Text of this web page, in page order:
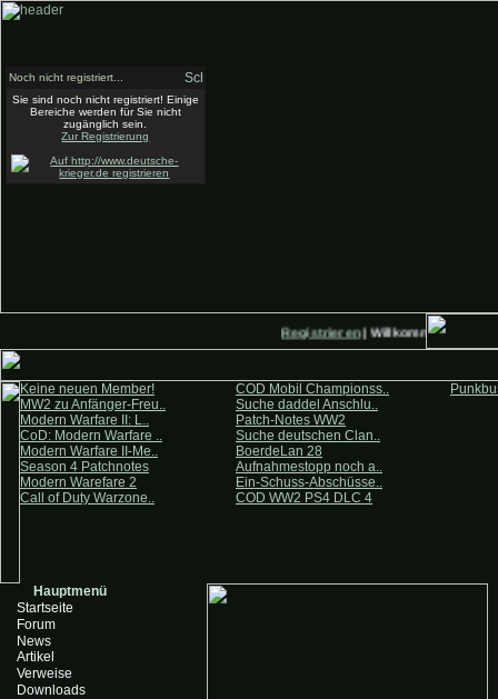
Registrieren| Willkommen auf
Keine neuen Member!
MW2 zu Anfänger-Freu..
Modern Warfare II: L..
CoD: Modern Warfare ..
Modern Warfare II-Me..
Season 4 Patchnotes
Modern Warefare 2
Call of Duty Warzone..
COD Mobil Championss..
Suche daddel Anschlu..
Patch-Notes WW2
Suche deutschen Clan..
BoerdeLan 28
Aufnahmestopp noch a..
Ein-Schuss-Abschüsse..
COD WW2 PS4 DLC 4
Hauptmenü
Startseite
Forum
News
Artikel
Verweise
Downloads
Noch nicht registriert...
Sie sind noch nicht registriert! Einige
Bereiche werden für Sie nicht
zugänglich sein.
Zur Registrierung